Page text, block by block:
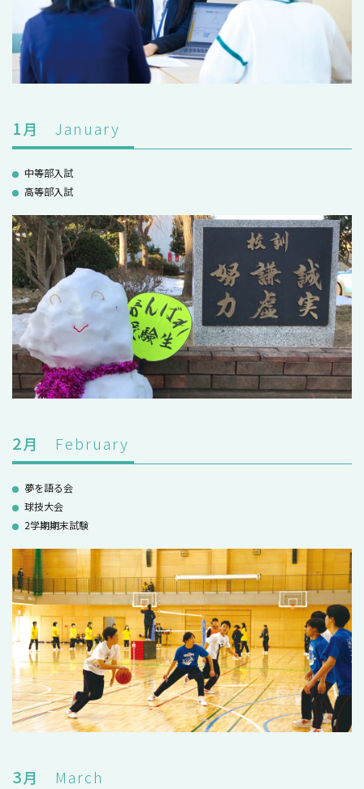
1月 January
中等部入試
高等部入試
2月 February
夢を語る会
球技大会
2学期期末試験
3月 March